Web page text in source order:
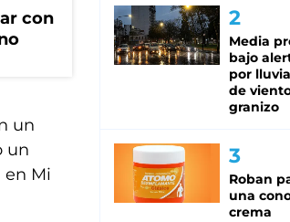
con
un
un
en Mi
Media
bajo
por
de
granizo
Roban
una
crema